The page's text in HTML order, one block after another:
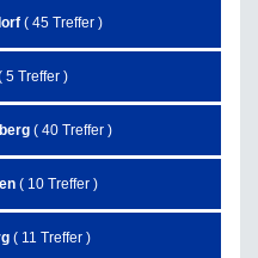
( 45 Treffer )
5 Treffer )
( 40 Treffer )
( 10 Treffer )
( 11 Treffer )